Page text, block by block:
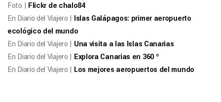
Foto | Flickr de chalo84
En Diario del Viajero | Islas Galápagos: primer aeropuerto
ecológico del mundo
En Diario del Viajero | Una visita a las Islas Canarias
En Diario del Viajero | Explora Canarias en 360 º
En Diario del Viajero | Los mejores aeropuertos del mundo